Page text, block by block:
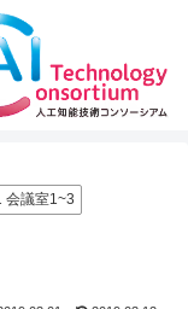
会議室1~3